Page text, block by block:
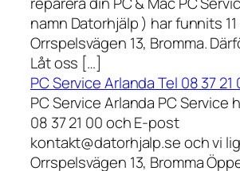
namn Datorhjälp ) har funnits 11
Orrspelsvägen 13, Bromma.
Låt oss […]
PC Service Arlanda Tel 08 37 21
PC Service Arlanda PC Service
08 37 21 00 och E-post
kontakt@datorhjalp.se och vi
Orrspelsvägen 13, Bromma